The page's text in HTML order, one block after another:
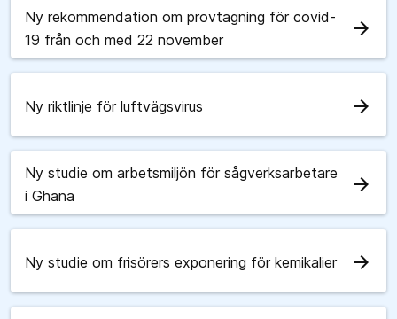
Ny rekommendation om provtagning för covid-
19 från och med 22 november
arrow_forward
Ny riktlinje för luftvägsvirus arrow_forward
Ny studie om arbetsmiljön för sågverksarbetare
i Ghana
arrow_forward
Ny studie om frisörers exponering för kemikalier arrow_forward